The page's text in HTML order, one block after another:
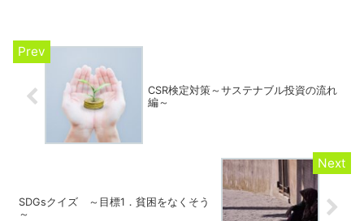
CSR検定対策～サステナブル投資の流れ
編～
SDGsクイズ ～目標1．貧困をなくそう
～